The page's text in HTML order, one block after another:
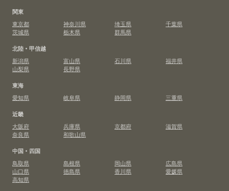
関東
東京都
神奈川県 埼玉県
千葉県
茨城県
栃木県
群馬県
北陸・甲信越
新潟県
富山県 石川県
福井県
山梨県
長野県
東海
愛知県
岐阜県 静岡県
三重県
近畿
大阪府
兵庫県 京都府
滋賀県
奈良県
和歌山県
中国・四国
鳥取県
島根県 岡山県
広島県
山口県
徳島県 香川県
愛媛県
高知県